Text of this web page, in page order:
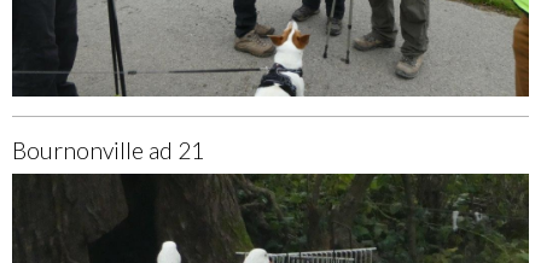
Bournonville ad 21